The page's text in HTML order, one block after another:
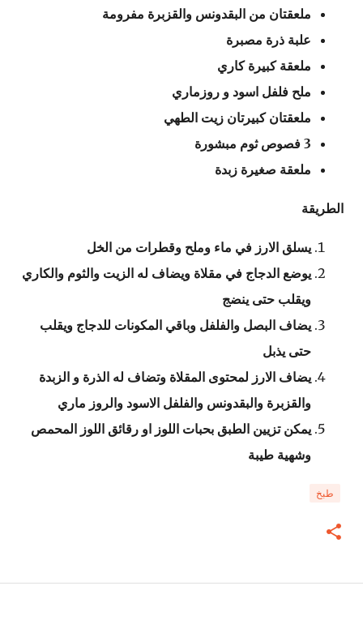
ملعقتان من البقدونس والقزبرة مفرومة
علبة ذرة مصبرة
ملعقة كبيرة كاري
ملح فلفل اسود و روزماري
ملعقتان كبيرتان زيت الطهي
3 فصوص ثوم مبشورة
ملعقة صغيرة زبدة
الطريقة
يسلق الارز في ماء وملح وقطرات من الخل
يوضع الدجاج في مقلاة ويضاف له الزيت والثوم والكاري
ويقلب حتى ينضج
يضاف البصل والفلفل وباقي المكونات للدجاج ويقلب
حتى يذبل
يضاف الارز لمحتوى المقلاة وتضاف له الذرة و الزبدة
والقزبرة والبقدونس والفلفل الاسود والروز ماري
يمكن تزيين الطبق بحبات اللوز او رقائق اللوز المحمص
وشهية طيبة
طبخ